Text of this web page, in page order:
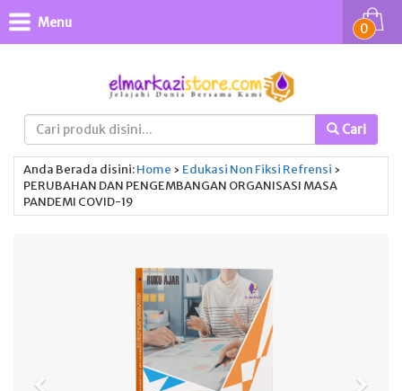
Cari
0
Menu
Anda Berada disini:Home › Edukasi Non Fiksi Refrensi ›
PERUBAHAN DAN PENGEMBANGAN ORGANISASI MASA
PANDEMI COVID-19